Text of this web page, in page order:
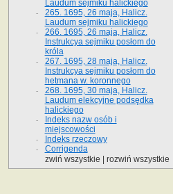
Laudum sejmiku halickiego
265. 1695, 26 maja, Halicz.
Laudum sejmiku halickiego
266. 1695, 26 maja, Halicz.
Instrukcya sejmiku posłom do
króla
267. 1695, 28 maja, Halicz.
Instrukcya sejmiku posłom do
hetmana w. koronnego
268. 1695, 30 maja, Halicz.
Laudum elekcyjne podsędka
halickiego
Indeks nazw osób i
miejscowości
Indeks rzeczowy
Corrigenda
zwiń wszystkie
rozwiń wszystkie